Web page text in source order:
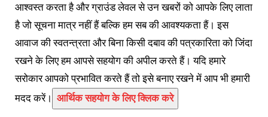
आश्वस्त करता है और ग्राउंड लेवल से उन खबरों को आपके लिए लाता
है जो सूचना मात्र नहीं हैं बल्कि हम सब की आवश्यकता हैं। इस
आवाज की स्वतन्त्रता और बिना किसी दबाव की पत्रकारिता को जिंदा
रखने के लिए हम आपसे सहयोग की अपील करते हैं। यदि हमारे
सरोकार आपको प्रभावित करते हैं तो इसे बनाए रखने में आप भी हमारी
मदद करें। आर्थिक सहयोग के लिए क्लिक करे